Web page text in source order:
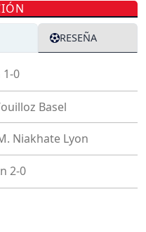
RESEÑA
1-0
Basel
Niakhate Lyon
2-0